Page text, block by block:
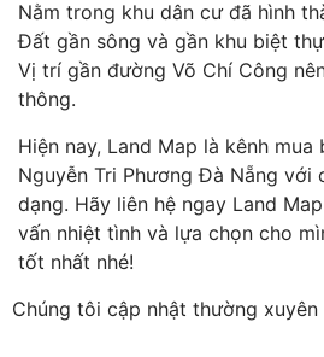
Nằm trong khu dân cư đã hình
Đất gần sông và gần khu biệt
Vị trí gần đường Võ Chí Công
thông.
Hiện nay, Land Map là kênh mua
Nguyễn Tri Phương Đà Nẵng với
dạng. Hãy liên hệ ngay Land
vấn nhiệt tình và lựa chọn cho
tốt nhất nhé!
Chúng tôi cập nhật thường